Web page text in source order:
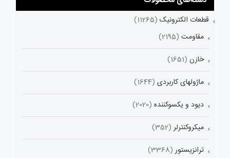
قطعات الکترونیک (11265)
مقاومت (2195)
خازن (1651)
ماژولهای کاربردی (1644)
دیود و یکسوکننده (2020)
میکروکنترلر (352)
ترانزیستور (3368)